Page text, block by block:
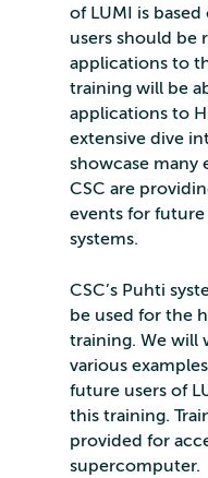
of LUMI is
users should be
applications to
training will be
applications to
extensive dive
showcase many
CSC are
events for future
systems.
CSC’s Puhti
be used for the
training. We will
various
future users of
this training.
provided for
supercomputer.